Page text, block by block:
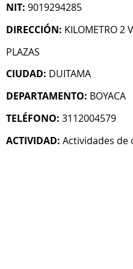
NIT: 9019294285
DIRECCIÓN: KILOMETRO 2
PLAZAS
CIUDAD: DUITAMA
DEPARTAMENTO: BOYACA
TELÉFONO: 3112004579
ACTIVIDAD: Actividades de